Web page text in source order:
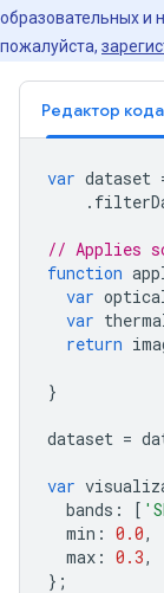
образовательных и
пожалуйста,
var dataset
.
// Applies
function
var
var
return
}
dataset =
var
bands : [
min : 0.0,
max : 0.3,
};